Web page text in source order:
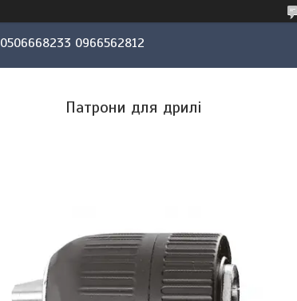
0506668233 0966562812
Патрони для дрилі